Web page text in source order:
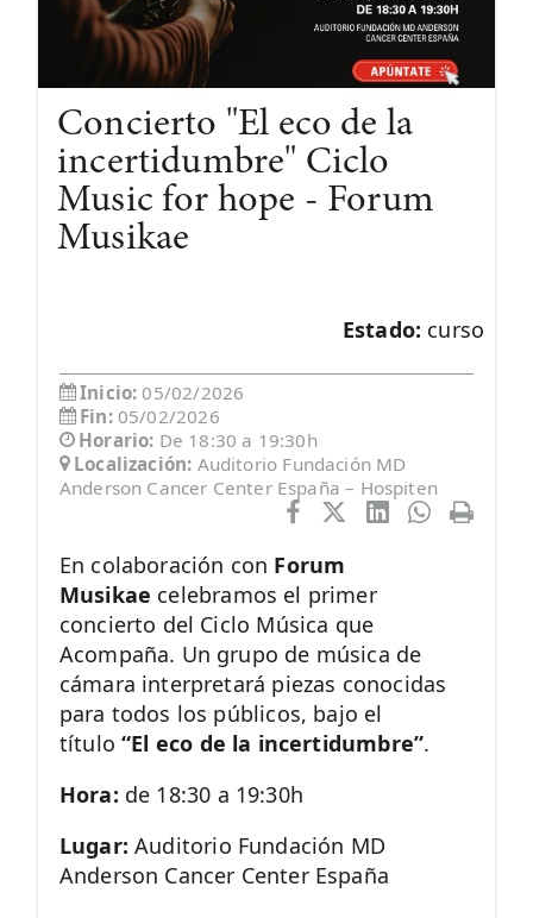
Concierto "El eco de la
incertidumbre" Ciclo
Music for hope - Forum
Musikae
Estado: curso
Inicio:05/02/2026
Fin: 05/02/2026
Horario: De 18:30 a 19:30h
Localización: Auditorio Fundación MD
Anderson Cancer Center España – Hospiten
En colaboración con Forum
Musikae celebramos el primer
concierto del Ciclo Música que
Acompaña. Un grupo de música de
cámara interpretará piezas conocidas
para todos los públicos, bajo el
título“El eco de la incertidumbre”.
Hora: de 18:30 a 19:30h
Lugar: Auditorio Fundación MD
Anderson Cancer Center España